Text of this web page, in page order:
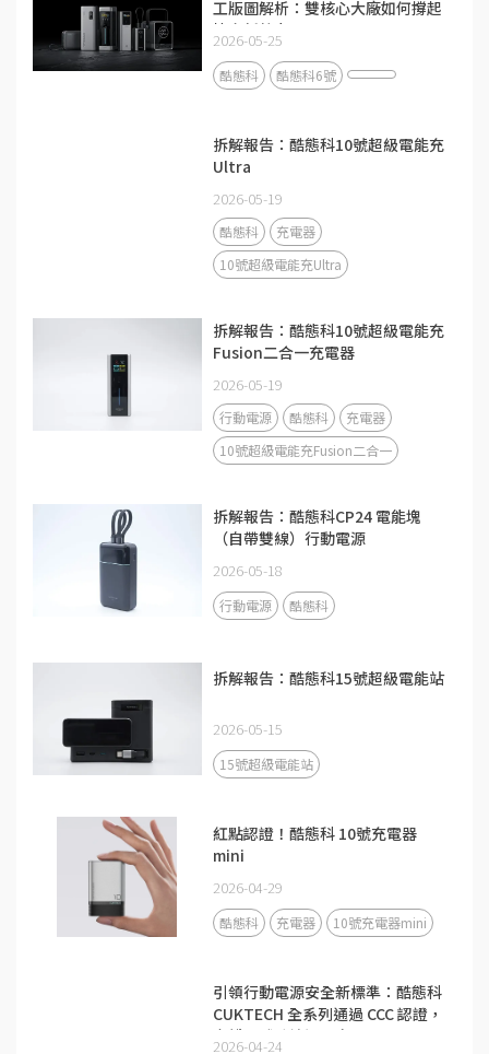
工版圖解析：雙核心大廠如何撐起
快充新勢力？
2026-05-25
酷態科 酷態科6號
拆解報告：酷態科10號超級電能充
Ultra
2026-05-19
酷態科
充電器
10號超級電能充Ultra
拆解報告：酷態科10號超級電能充
Fusion二合一充電器
2026-05-19
行動電源 酷態科
充電器
10號超級電能充Fusion二合一
拆解報告：酷態科CP24 電能塊
（自帶雙線）行動電源
2026-05-18
行動電源 酷態科
拆解報告：酷態科15號超級電能站
2026-05-15
15號超級電能站
紅點認證！酷態科 10號充電器
mini
2026-04-29
酷態科 充電器 10號充電器mini
引領行動電源安全新標準：酷態科
CUKTECH 全系列通過 CCC 認證，
守護全球跨境通關安全
2026-04-24